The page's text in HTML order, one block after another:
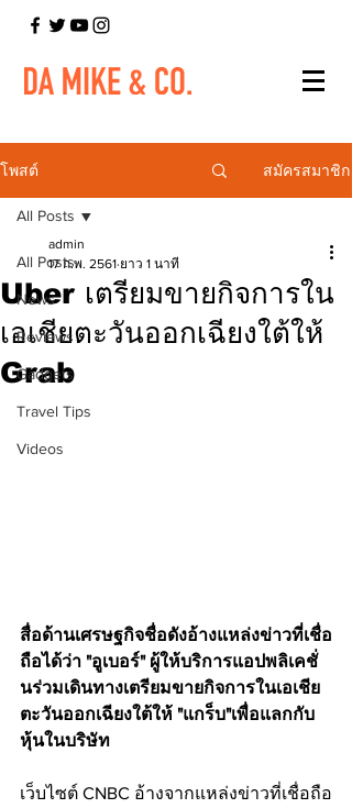
โพสต์ สมัครสมาชิก
All Posts
News
Reviews
Gadgets
Travel Tips
Videos
All Posts
Uber เตรียมขายกิจการใน
เอเชียตะวันออกเฉียงใต้ให้
Grab
admin
17 ก.พ. 2561 ยาว 1 นาที
สื่อด้านเศรษฐกิจชื่อดังอ้างแหล่งข่าวที่เชื่อ
ถือได้ว่า "อูเบอร์" ผู้ให้บริการแอปพลิเคชั่
นร่วมเดินทางเตรียมขายกิจการในเอเชีย
ตะวันออกเฉียงใต้ให้ "แกร็บ"เพื่อแลกกับ
หุ้นในบริษัท
เว็บไซต์​ CNBC อ้างจากแหล่งข่าวที่เชื่อถือ